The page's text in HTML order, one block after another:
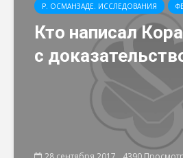
Р. ОСМАНЗАДЕ. ИССЛЕДОВАНИЯ
Кто написал
с